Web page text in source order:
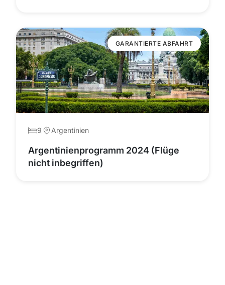
GARANTIERTE ABFAHRT
9 Argentinien
Argentinienprogramm 2024 (Flüge
nicht inbegriffen)